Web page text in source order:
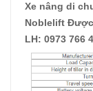
Xe nâng di
Noblelift
LH: 0973 766